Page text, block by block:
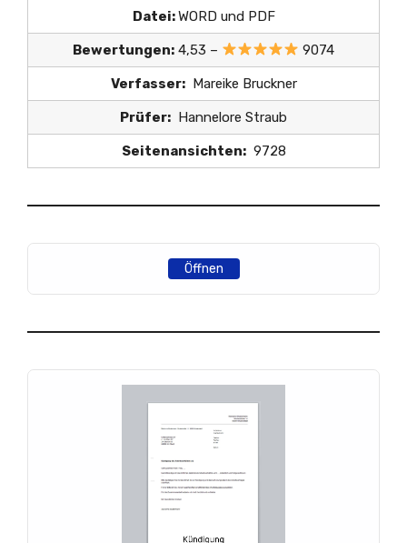
Datei:WORD und PDF
Bewertungen:4,53 – 9074
Verfasser:Mareike Bruckner
Prüfer: Hannelore Straub
Seitenansichten:9728
Öffnen